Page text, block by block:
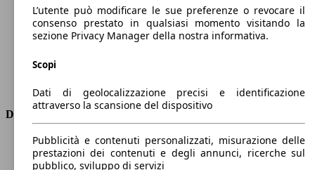
Coppia
300 nm
Cilindrata
1500 ccm
Carburante
Diesel
Trasmissione
Dimensioni
Lunghezza
4400 mm
Altezza
1500 mm
L’utente può modificare le sue preferenze o revocare il
consenso prestato in qualsiasi momento visitando la
sezione Privacy Manager della nostra informativa.
Scopi
Dati di geolocalizzazione precisi e identificazione
attraverso la scansione del dispositivo
Pubblicità e contenuti personalizzati, misurazione delle
prestazioni dei contenuti e degli annunci, ricerche sul
pubblico, sviluppo di servizi